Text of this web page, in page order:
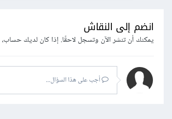
انضم إلى النقاش
يمكنك أن تنشر الآن وتسجل لاحقًا. إذا كان لديك حساب،
أجب على هذا السؤال...